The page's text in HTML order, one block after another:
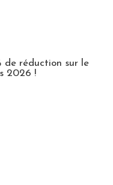
de réduction sur le
2026 !